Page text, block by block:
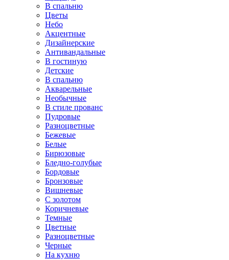
В спальню
Цветы
Небо
Акцентные
Дизайнерские
Антивандальные
В гостиную
Детские
В спальню
Акварельные
Необычные
В стиле прованс
Пудровые
Разноцветные
Бежевые
Белые
Бирюзовые
Бледно-голубые
Бордовые
Бронзовые
Вишневые
С золотом
Коричневые
Темные
Цветные
Разноцветные
Черные
На кухню